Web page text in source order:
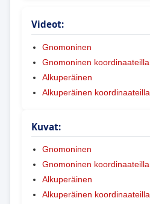
Videot:
Gnomoninen
Gnomoninen koordinaateilla
Alkuperäinen
Alkuperäinen koordinaateilla
Kuvat:
Gnomoninen
Gnomoninen koordinaateilla
Alkuperäinen
Alkuperäinen koordinaateilla